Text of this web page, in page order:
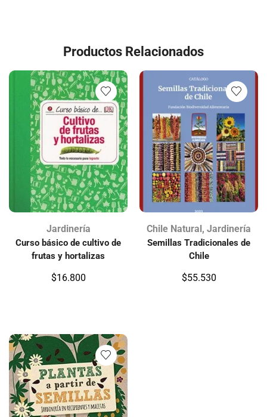
Productos Relacionados
Jardinería
Curso básico de cultivo de
frutas y hortalizas
$16.800
Chile Natural , Jardinería
Semillas Tradicionales de
Chile
$55.530